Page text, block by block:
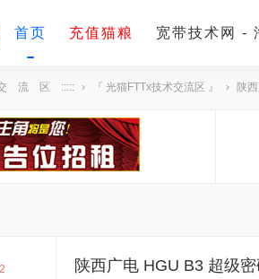
首页 充值猫粮 宽带技术网 -
流 区 ::::: › 『 光猫FTTx技术交流区 』 › 陕
2 陕西广电 HGU B3 超级